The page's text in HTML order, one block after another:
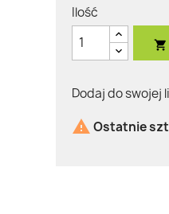
Ilość

Dodaj do swojej
 Ostatnie